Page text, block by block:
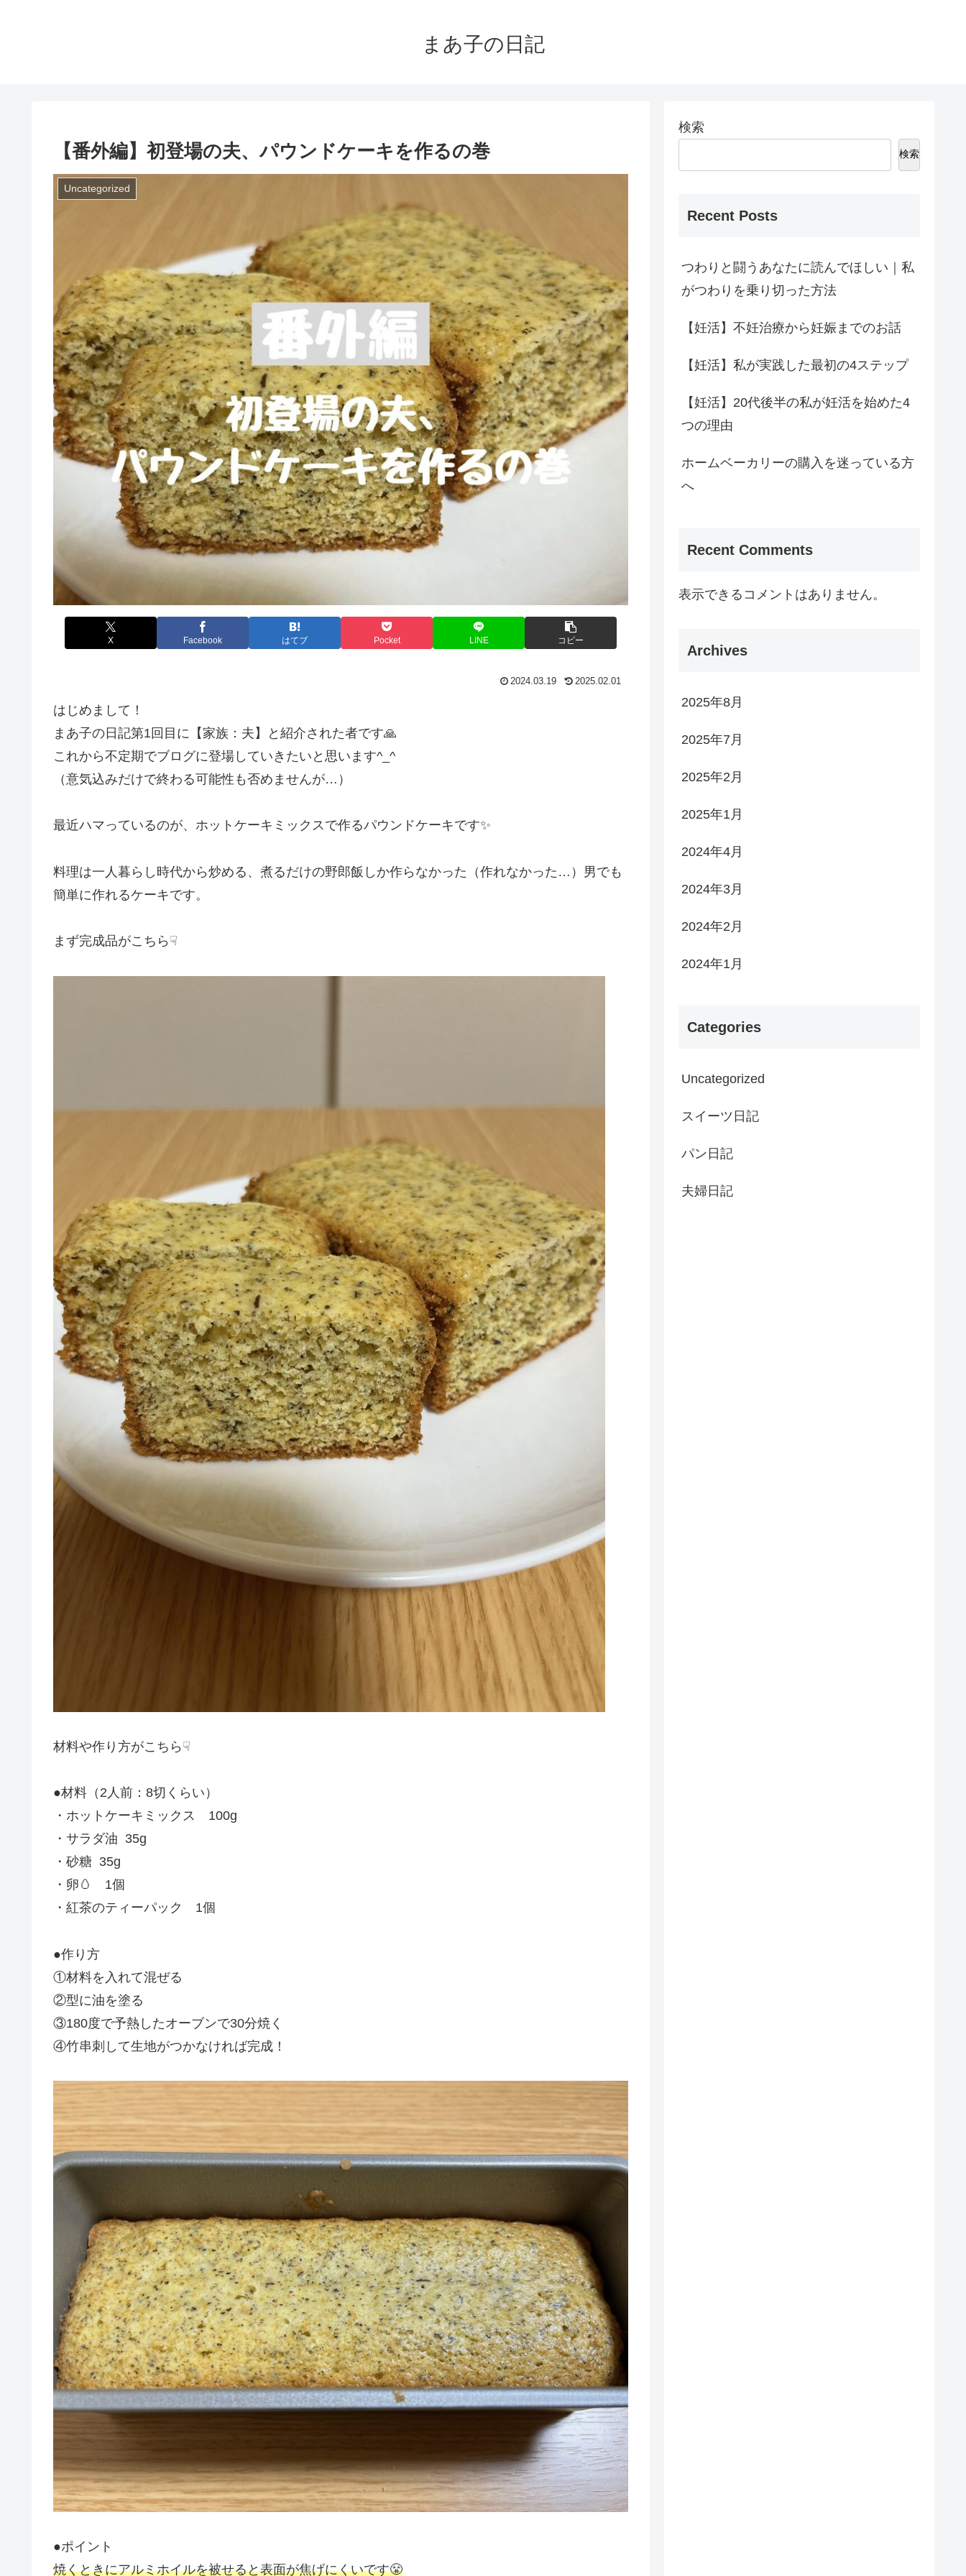
まあ子の日記
【番外編】初登場の夫、パウンドケーキを作るの巻
Uncategorized
X Facebook はてブ Pocket LINE コピー
2024.03.19 2025.02.01
はじめまして！
まあ子の日記第1回目に【家族：夫】と紹介された者です🙏
これから不定期でブログに登場していきたいと思います^_^
（意気込みだけで終わる可能性も否めませんが…）
最近ハマっているのが、ホットケーキミックスで作るパウンドケーキです✨
料理は一人暮らし時代から炒める、煮るだけの野郎飯しか作らなかった（作れなかった…）男でも
簡単に作れるケーキです。
まず完成品がこちら☟
材料や作り方がこちら☟
●材料（2人前：8切くらい）
・ ホットケーキ ミックス 100g
・サラダ油 35g
・砂糖 35g
・卵🥚 1個
・紅茶のティーパック 1個
●作り方
①材料を入れて混ぜる
②型に油を塗る
③180度で予熱したオーブンで30分焼く
④竹串刺して生地がつかなければ完成！
●ポイント
焼くときにアルミホイルを被せると表面が焦げにくいです😤
検索
検索
Recent Posts
つわりと闘うあなたに読んでほしい｜私
がつわりを乗り切った方法
【妊活】不妊治療から妊娠までのお話
【妊活】私が実践した最初の4ステップ
【妊活】20代後半の私が妊活を始めた4
つの理由
ホームベーカリーの購入を迷っている方
へ
Recent Comments
表示できるコメントはありません。
Archives
2025年8月
2025年7月
2025年2月
2025年1月
2024年4月
2024年3月
2024年2月
2024年1月
Categories
Uncategorized
スイーツ日記
パン日記
夫婦日記